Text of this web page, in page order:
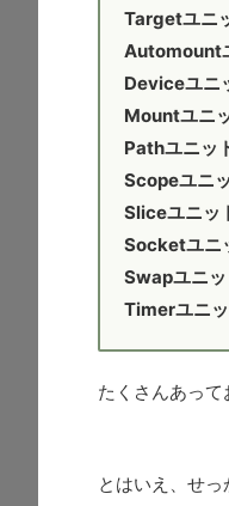
Targetユニ
Automount
Deviceユニ
Mountユニ
Pathユニッ
Scopeユニ
Sliceユニッ
Socketユニ
Swapユニッ
Timerユニッ
たくさんあっ
とはいえ、せっ